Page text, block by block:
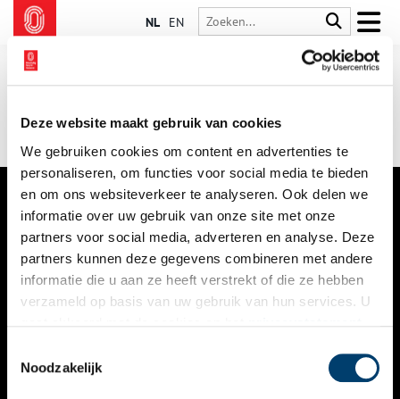
Deze website maakt gebruik van cookies
We gebruiken cookies om content en advertenties te
personaliseren, om functies voor social media te bieden
en om ons websiteverkeer te analyseren. Ook delen we
informatie over uw gebruik van onze site met onze
partners voor social media, adverteren en analyse. Deze
partners kunnen deze gegevens combineren met andere
informatie die u aan ze heeft verstrekt of die ze hebben
verzameld op basis van uw gebruik van hun services. U
Noodzakelijk
NL EN
VERHALEN
NIEUWS
KALENDER
ACTIVITEITEN